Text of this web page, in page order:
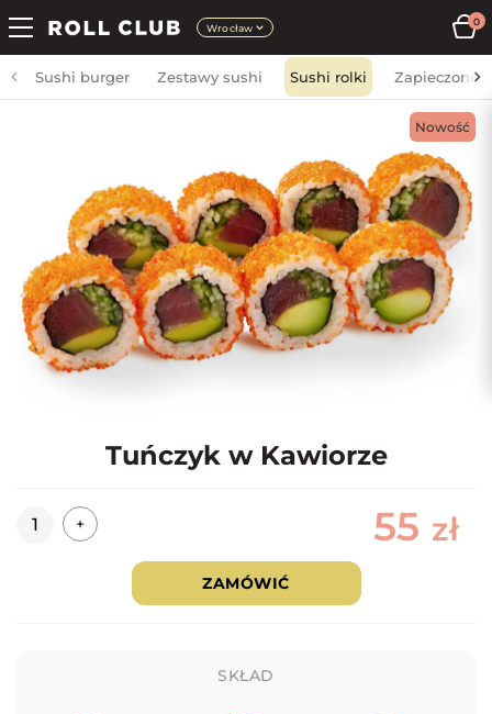
Wrocław
0
Sushi burger Zestawy sushi Sushi rolki Zapieczone
Nowość
Tuńczyk w Kawiorze
Ilość + 55 zł
ZAMÓWIĆ
SKŁAD